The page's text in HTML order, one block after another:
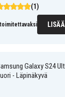
(1)
Galaxy S24
- Läpinäkyvä